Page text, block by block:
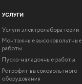
УСЛУГИ
Услуги электролаборатории
Монтажные высоковольтные
работы
Пуско-наладочные работы
Ретрофит высоковольтного
оборудования